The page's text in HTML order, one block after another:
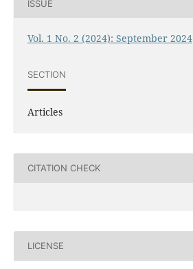
ISSUE
Vol. 1 No. 2 (2024): September 2024
SECTION
Articles
CITATION CHECK
LICENSE